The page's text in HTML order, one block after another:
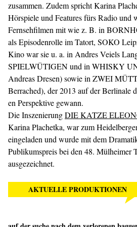
zusammen. Zudem spricht Karina
Hörspiele und Features fürs Radio und
Fernsehfilmen mit wie z. B. in
als Episodenrolle im Tatort, SOKO
Kino war sie u. a. in Andres Veiels
SPIELWÜTIGEN und in WHISKY
Andreas Dresen) sowie in ZWEI
Berrached), der 2013 auf der Berlinale
en Perspektive gewann.
Die InszenierungDIE KATZE
Karina Plachetka, war zum
eingeladen und wurde mit dem
Publikumspreis bei den 48. Mülheimer
ausgezeichnet.
AKTUELLE PRODUKTIONEN